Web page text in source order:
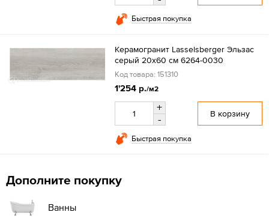
Быстрая покупка
Керамогранит Lasselsberger Эльзас
серый 20x60 см 6264-0030
Код товара: 151310
1'254 р./м2
+
-
В корзину
Быстрая покупка
Дополните покупку
Ванны